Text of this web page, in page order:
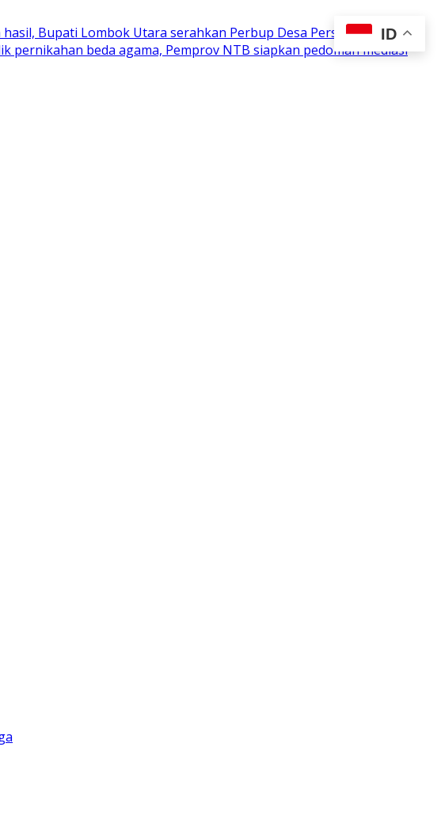
Bupati Lombok Utara serahkan Perbup Desa Persiapan
pernikahan beda agama, Pemprov NTB siapkan pedoman mediasi
ID